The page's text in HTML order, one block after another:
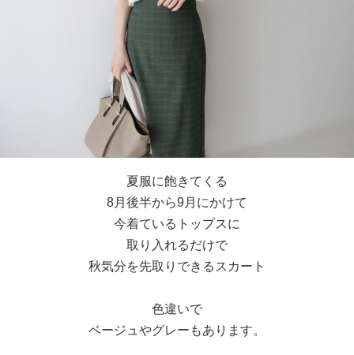
夏服に飽きてくる
8月後半から9月にかけて
今着ているトップスに
取り入れるだけで
秋気分を先取りできるスカート
色違いで
ベージュやグレーもあります。